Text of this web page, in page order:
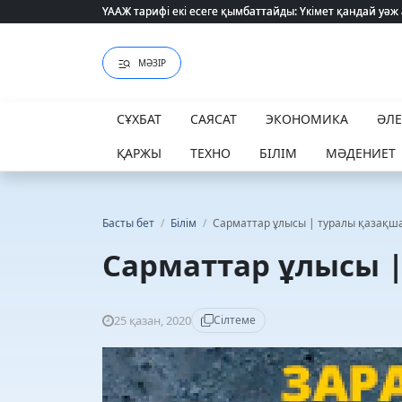
ҮААЖ тарифі екі есеге қымбаттайды: Үкімет қандай
ҮААЖ тарифі екі есеге қымбаттайды: Үкімет қандай
МӘЗІР
СҰХБАТ САЯСАТ ЭКОНОМИКА
ҚАРЖЫ
ТЕХНО БІЛІМ МӘДЕНИЕТ
Басты бет / Білім / Сарматтар ұлысы | туралы
Сарматтар ұлысы
25 қазан, 2020 Сілтеме